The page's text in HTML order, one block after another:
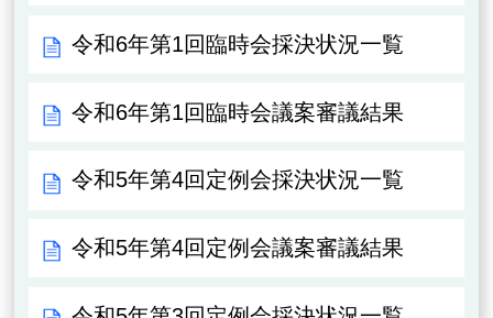
令和6年第1回臨時会採決状況一覧
令和6年第1回臨時会議案審議結果
令和5年第4回定例会採決状況一覧
令和5年第4回定例会議案審議結果